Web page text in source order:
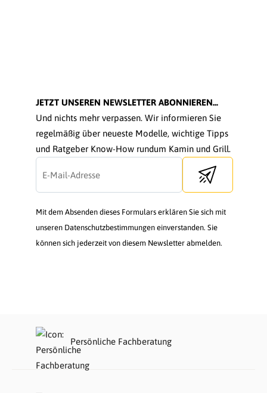
JETZT UNSEREN NEWSLETTER ABONNIEREN...
Und nichts mehr verpassen. Wir informieren Sie
regelmäßig über neueste Modelle, wichtige Tipps
und Ratgeber Know-How rundum Kamin und Grill.
Send newsletter
Mit dem Absenden dieses Formulars erklären Sie sich mit
unseren Datenschutzbestimmungen einverstanden. Sie
können sich jederzeit von diesem Newsletter abmelden.
Persönliche Fachberatung